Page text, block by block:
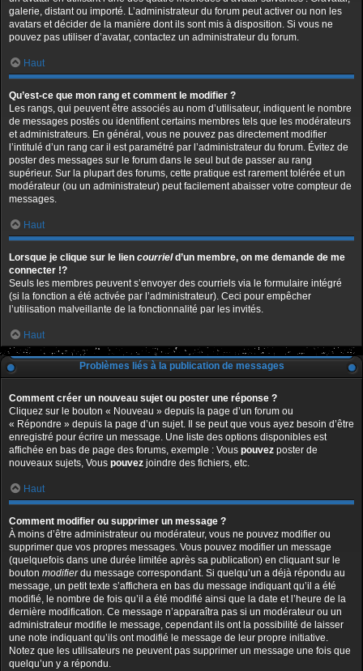
galerie, distant ou importé. L’administrateur du forum peut activer ou non les
avatars et décider de la manière dont ils sont mis à disposition. Si vous ne
pouvez pas utiliser d’avatar, contactez un administrateur du forum.
Haut
Qu’est-ce que mon rang et comment le modifier ?
Les rangs, qui peuvent être associés au nom d’utilisateur, indiquent le nombre
de messages postés ou identifient certains membres tels que les modérateurs
et administrateurs. En général, vous ne pouvez pas directement modifier
l’intitulé d’un rang car il est paramétré par l’administrateur du forum. Évitez de
poster des messages sur le forum dans le seul but de passer au rang
supérieur. Sur la plupart des forums, cette pratique est rarement tolérée et un
modérateur (ou un administrateur) peut facilement abaisser votre compteur de
messages.
Haut
Lorsque je clique sur le lien courrield’un membre, on me demande de me
connecter !?
Seuls les membres peuvent s’envoyer des courriels via le formulaire intégré
(si la fonction a été activée par l’administrateur). Ceci pour empêcher
l’utilisation malveillante de la fonctionnalité par les invités.
Haut
Problèmes liés à la publication de messages
Comment créer un nouveau sujet ou poster une réponse ?
Cliquez sur le bouton « Nouveau » depuis la page d’un forum ou
« Répondre » depuis la page d’un sujet. Il se peut que vous ayez besoin d’être
enregistré pour écrire un message. Une liste des options disponibles est
affichée en bas de page des forums, exemple : Vous pouvez poster de
nouveaux sujets, Vous pouvez joindre des fichiers, etc.
Haut
Comment modifier ou supprimer un message ?
À moins d’être administrateur ou modérateur, vous ne pouvez modifier ou
supprimer que vos propres messages. Vous pouvez modifier un message
(quelquefois dans une durée limitée après sa publication) en cliquant sur le
bouton modifierdu message correspondant. Si quelqu’un a déjà répondu au
message, un petit texte s’affichera en bas du message indiquant qu’il a été
modifié, le nombre de fois qu’il a été modifié ainsi que la date et l’heure de la
dernière modification. Ce message n’apparaîtra pas si un modérateur ou un
administrateur modifie le message, cependant ils ont la possibilité de laisser
une note indiquant qu’ils ont modifié le message de leur propre initiative.
Notez que les utilisateurs ne peuvent pas supprimer un message une fois que
quelqu’un y a répondu.